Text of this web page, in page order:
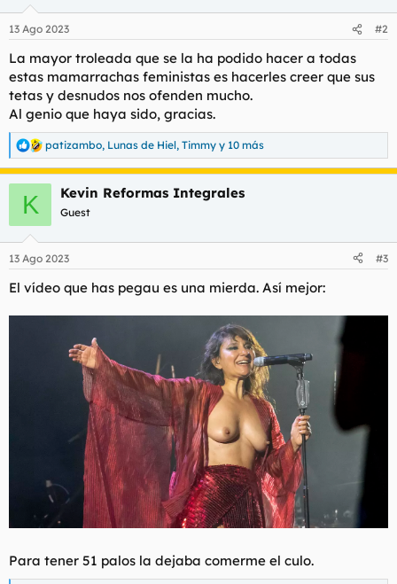
e
:
13 Ago 2023 #2
La mayor troleada que se la ha podido hacer a todas
estas mamarrachas feministas es hacerles creer que sus
tetas y desnudos nos ofenden mucho.
Al genio que haya sido, gracias.
R
e
a
e
:
patizambo, Lunas de Hiel, Timmy y 10 más
K Kevin Reformas Integrales
Guest
13 Ago 2023 #3
El vídeo que has pegau es una mierda. Así mejor:
Para tener 51 palos la dejaba comerme el culo.